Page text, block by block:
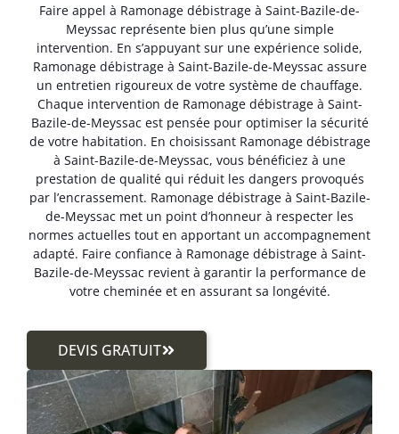
Faire appel à Ramonage débistrage à Saint-Bazile-de-
Meyssac représente bien plus qu’une simple
intervention. En s’appuyant sur une expérience solide,
Ramonage débistrage à Saint-Bazile-de-Meyssac assure
un entretien rigoureux de votre système de chauffage.
Chaque intervention de Ramonage débistrage à Saint-
Bazile-de-Meyssac est pensée pour optimiser la sécurité
de votre habitation. En choisissant Ramonage débistrage
à Saint-Bazile-de-Meyssac, vous bénéficiez à une
prestation de qualité qui réduit les dangers provoqués
par l’encrassement. Ramonage débistrage à Saint-Bazile-
de-Meyssac met un point d’honneur à respecter les
normes actuelles tout en apportant un accompagnement
adapté. Faire confiance à Ramonage débistrage à Saint-
Bazile-de-Meyssac revient à garantir la performance de
votre cheminée et en assurant sa longévité.
DEVIS GRATUIT